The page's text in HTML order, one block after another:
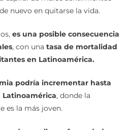
espiral de malos sentimientos
es una posible consecuencia
, con unatasa de mortalidad
podría incrementar hasta
Latinoamérica, donde la